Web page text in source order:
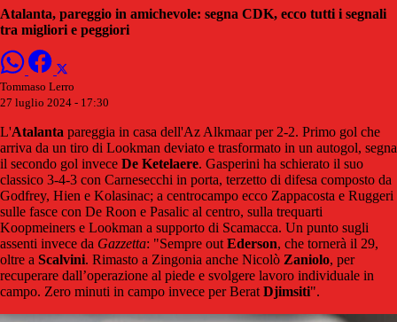
Atalanta, pareggio in amichevole: segna CDK, ecco tutti i segnali
tra migliori e peggiori
Tommaso Lerro
27 luglio 2024 - 17:30
L'Atalanta pareggia in casa dell'Az Alkmaar per 2-2. Primo gol che
arriva da un tiro di Lookman deviato e trasformato in un autogol, segna
il secondo gol invece De Ketelaere. Gasperini ha schierato il suo
classico 3-4-3 con Carnesecchi in porta, terzetto di difesa composto da
Godfrey, Hien e Kolasinac; a centrocampo ecco Zappacosta e Ruggeri
sulle fasce con De Roon e Pasalic al centro, sulla trequarti
Koopmeiners e Lookman a supporto di Scamacca. Un punto sugli
assenti invece da Gazzetta: "Sempre out Ederson, che tornerà il 29,
oltre a Scalvini. Rimasto a Zingonia anche Nicolò Zaniolo, per
recuperare dall’operazione al piede e svolgere lavoro individuale in
campo. Zero minuti in campo invece per Berat Djimsiti".